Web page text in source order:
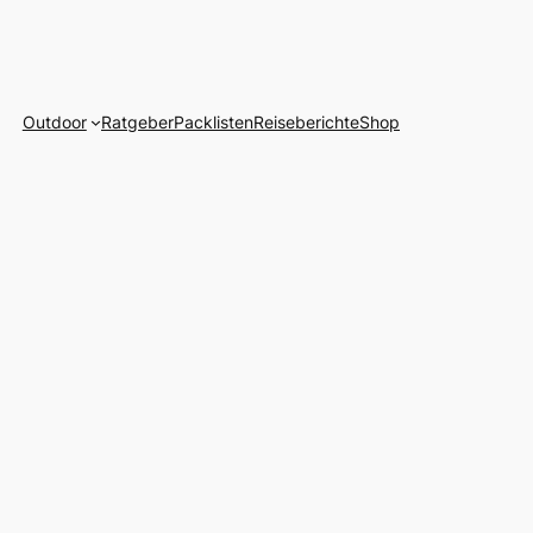
Outdoor RatgeberPacklistenReiseberichteShop